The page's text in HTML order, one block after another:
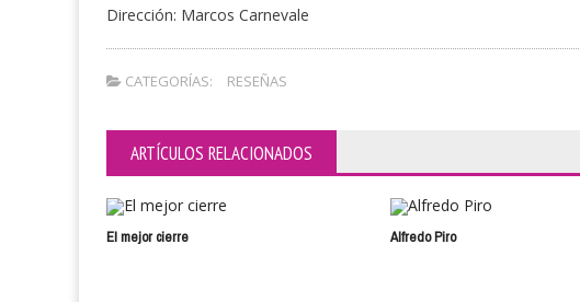
Dirección: Marcos Carnevale
CATEGORÍAS: RESEÑAS
ARTÍCULOS RELACIONADOS
El mejor cierre Alfredo Piro